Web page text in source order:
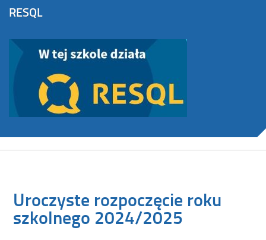
RESQL
Uroczyste rozpoczęcie roku
szkolnego 2024/2025